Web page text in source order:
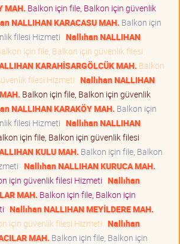
MAH. Balkon için file, Balkon için güvenlik
NALLIHAN KARACASU MAH. Balkon için
filesi Hizmeti Nallıhan NALLIHAN
için file, Balkon için güvenlik filesi
KARAHİSARGÖLCÜK MAH. Balkon
filesi Hizmeti Nallıhan NALLIHAN
Balkon için file, Balkon için güvenlik
NALLIHAN KARAKÖY MAH. Balkon için
filesi Hizmeti Nallıhan NALLIHAN
için file, Balkon için güvenlik filesi
KULU MAH. Balkon için file, Balkon
Nallıhan NALLIHAN KURUCA MAH.
için güvenlik filesi Hizmeti Nallıhan
MAH. Balkon için file, Balkon için
Nallıhan NALLIHAN MEYİLDERE MAH.
için güvenlik filesi Hizmeti Nallıhan
MAH. Balkon için file, Balkon için